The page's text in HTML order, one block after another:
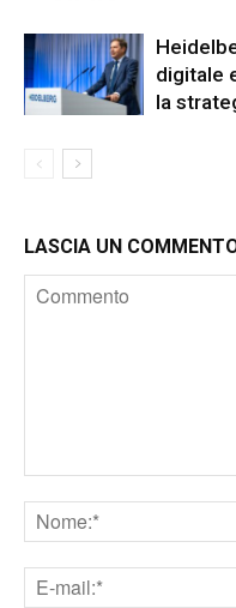
digitale
la
LASCIA UN